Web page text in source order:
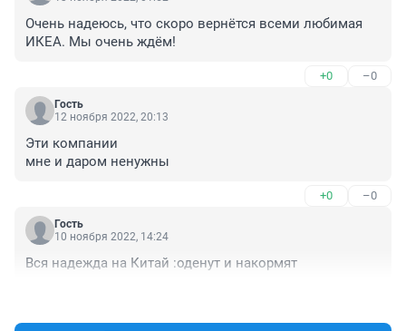
Очень надеюсь, что скоро вернётся всеми любимая
ИКЕА. Мы очень ждём!
+0 –0
Гость
12 ноября 2022, 20:13
Эти компании
мне и даром ненужны
+0 –0
Гость
10 ноября 2022, 14:24
Вся надежда на Китай :оденут и накормят